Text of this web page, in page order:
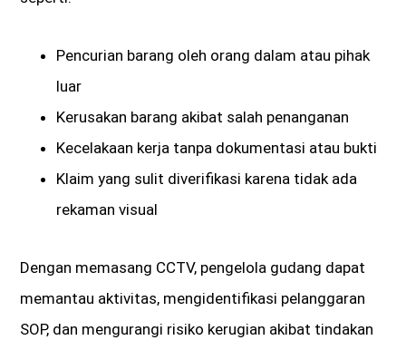
Pencurian barang oleh orang dalam atau pihak
luar
Kerusakan barang akibat salah penanganan
Kecelakaan kerja tanpa dokumentasi atau bukti
Klaim yang sulit diverifikasi karena tidak ada
rekaman visual
Dengan memasang CCTV, pengelola gudang dapat
memantau aktivitas, mengidentifikasi pelanggaran
SOP, dan mengurangi risiko kerugian akibat tindakan